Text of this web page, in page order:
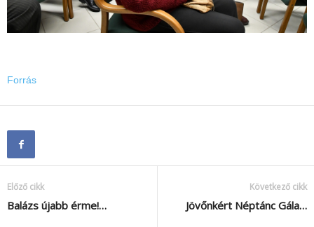
Forrás
Előző cikk
Balázs újabb érme!…
Következő cikk
Jövőnkért Néptánc Gála…